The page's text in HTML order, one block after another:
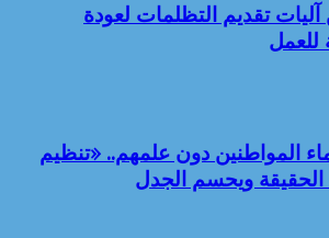
آليات تقديم التظلمات لعودة
للعمل
المواطنين دون علمهم.. «تنظيم
ويحسم الجدل